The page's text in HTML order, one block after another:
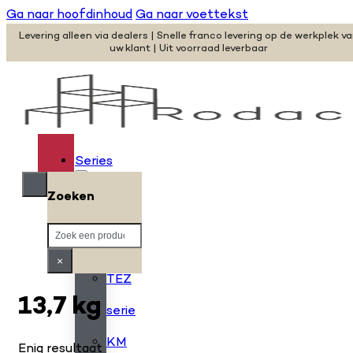
Ga naar hoofdinhoudGa naar voettekst
Levering alleen via dealers | Snelle franco levering op de werkplek
uw klant | Uit voorraad leverbaar
Series
serie
TEZ
serie
KM
Zoeken
Zoeken
×
13,7 kg
Enig resultaat